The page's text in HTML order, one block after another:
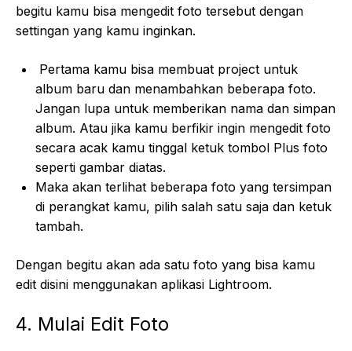
begitu kamu bisa mengedit foto tersebut dengan
settingan yang kamu inginkan.
Pertama kamu bisa membuat project untuk
album baru dan menambahkan beberapa foto.
Jangan lupa untuk memberikan nama dan simpan
album. Atau jika kamu berfikir ingin mengedit foto
secara acak kamu tinggal ketuk tombol Plus foto
seperti gambar diatas.
Maka akan terlihat beberapa foto yang tersimpan
di perangkat kamu, pilih salah satu saja dan ketuk
tambah.
Dengan begitu akan ada satu foto yang bisa kamu
edit disini menggunakan aplikasi Lightroom.
4. Mulai Edit Foto